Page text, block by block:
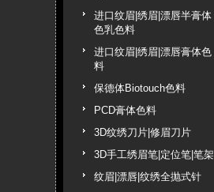
进口纹眉|绣眉|漂唇半膏体
色乳色料
进口纹眉|绣眉|漂唇膏体色
料
保德体Biotouch色料
PCD膏体色料
3D纹绣刀片|修眉刀片
3D手工绣眉笔|定位笔|笔架
纹眉|漂唇|纹绣全抛式针